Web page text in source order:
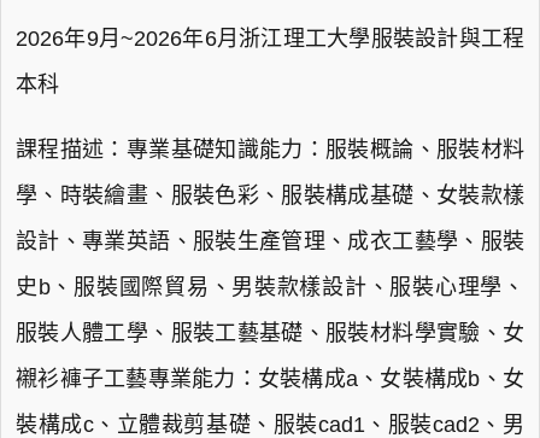
2026年9月~2026年6月浙江理工大學服裝設計與工程
本科
課程描述：專業基礎知識能力：服裝概論、服裝材料
學、時裝繪畫、服裝色彩、服裝構成基礎、女裝款樣
設計、專業英語、服裝生產管理、成衣工藝學、服裝
史b、服裝國際貿易、男裝款樣設計、服裝心理學、
服裝人體工學、服裝工藝基礎、服裝材料學實驗、女
襯衫褲子工藝專業能力：女裝構成a、女裝構成b、女
裝構成c、立體裁剪基礎、服裝cad1、服裝cad2、男